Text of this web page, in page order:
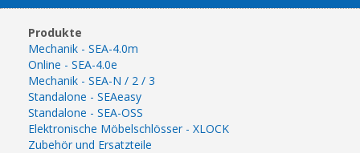
Produkte
Mechanik - SEA-4.0m
Online - SEA-4.0e
Mechanik - SEA-N / 2 / 3
Standalone - SEAeasy
Standalone - SEA-OSS
Elektronische Möbelschlösser - XLOCK
Zubehör und Ersatzteile